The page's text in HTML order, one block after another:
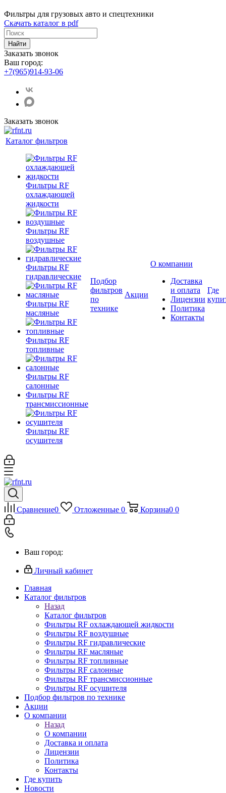
Фильтры для грузовых авто и спецтехники
Скачать каталог в pdf
Найти
Заказать звонок
Ваш город:
+7(965)914-93-06
Заказать звонок
Каталог фильтров
Фильтры RF
охлаждающей
жидкости
Фильтры RF
воздушные
Фильтры RF
гидравлические
Фильтры RF
масляные
Фильтры RF
топливные
Фильтры RF
салонные
Фильтры RF
трансмиссионные
Фильтры RF
осушителя
Подбор
фильтров
по
технике
Акции
О компании
Доставка
и оплата
Лицензии
Политика
Контакты
Где
Сравнение0 Отложенные 0 Корзина0 0
Ваш город:
Личный кабинет
Главная
Каталог фильтров
Назад
Каталог фильтров
Фильтры RF охлаждающей жидкости
Фильтры RF воздушные
Фильтры RF гидравлические
Фильтры RF масляные
Фильтры RF топливные
Фильтры RF салонные
Фильтры RF трансмиссионные
Фильтры RF осушителя
Подбор фильтров по технике
Акции
О компании
Назад
О компании
Доставка и оплата
Лицензии
Политика
Контакты
Где купить
Новости